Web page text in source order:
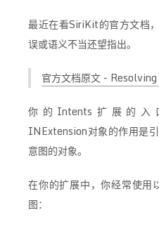
最近在看SiriKit的官方文档
误或语义不当还望指出。
官方文档原文 -
你的Intents扩展的入
INExtension对象的作用是
意图的对象。
在你的扩展中，你经常使用
图：